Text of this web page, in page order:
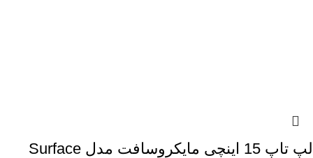
لپ تاپ 15 اینچی مایکروسافت مدل Surface